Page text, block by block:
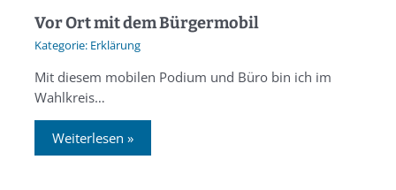
Vor Ort mit dem Bürgermobil
Erklärung
Mit diesem mobilen Podium und Büro bin ich im
Wahlkreis…
Weiterlesen »